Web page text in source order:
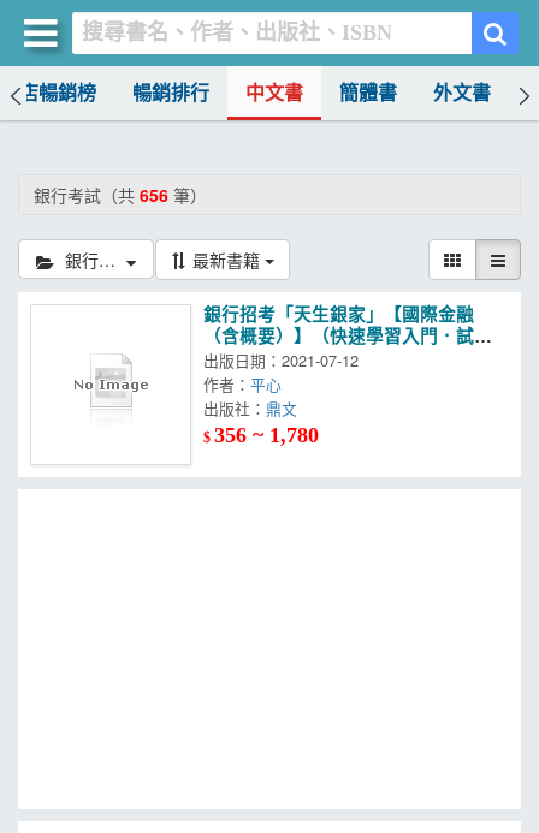
書店暢銷榜 暢銷排行 中文書 簡體書 外文書
銀行考試（共 656 筆）
銀行考試 最新書籍
銀行招考「天生銀家」【國際金融
（含概要）】（快速學習入門．試題
深入精解）(4版)
出版日期：2021-07-12
作者：平心
出版社：
$356 ~ 1,780
買書網
書店暢銷榜
簡體書
外文書